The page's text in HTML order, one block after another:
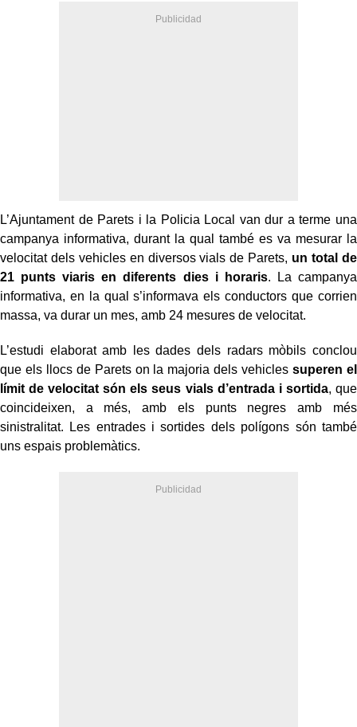
L’Ajuntament de Parets i la Policia Local van dur a terme una
campanya informativa, durant la qual també es va mesurar la
velocitat dels vehicles en diversos vials de Parets, un total de
21 punts viaris en diferents dies i horaris. La campanya
informativa, en la qual s’informava els conductors que corrien
massa, va durar un mes, amb 24 mesures de velocitat.
L’estudi elaborat amb les dades dels radars mòbils conclou
que els llocs de Parets on la majoria dels vehiclessuperen el
límit de velocitat són els seus vials d’entrada i sortida, que
coincideixen, a més, amb els punts negres amb més
sinistralitat. Les entrades i sortides dels polígons són també
uns espais problemàtics.